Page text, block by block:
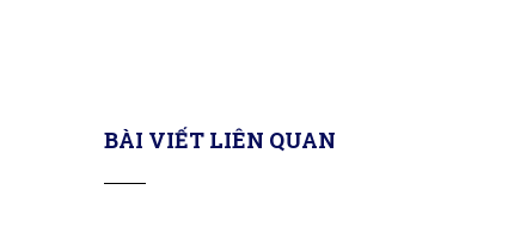
BÀI VIẾT LIÊN QUAN